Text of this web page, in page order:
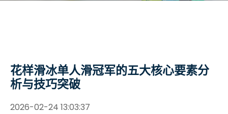
花样滑冰单人滑冠军的五大核心要素分
析与技巧突破
2026-02-24 13:03:37